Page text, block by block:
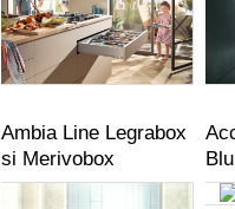
Ambia Line Legrabox
si Merivobox